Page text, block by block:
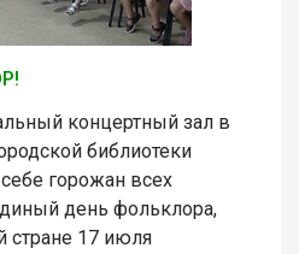
концертный зал в
библиотеки
горожан всех
день фольклора,
стране 17 июля